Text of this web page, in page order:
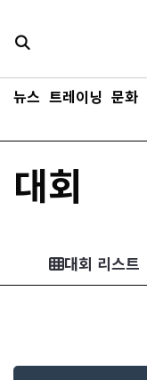
바로가기
뉴스 트레이닝 문화
대회
대회 리스트